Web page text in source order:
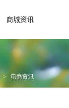
商城资讯
> 电商资讯